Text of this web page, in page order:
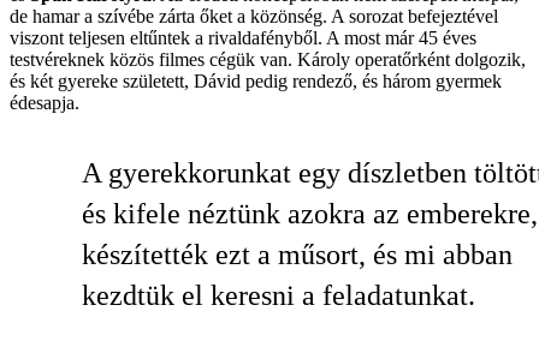
de hamar a szívébe zárta őket a közönség. A sorozat befejeztével
viszont teljesen eltűntek a rivaldafényből. A most már 45 éves
testvéreknek közös filmes cégük van. Károly operatőrként dolgozik,
és két gyereke született, Dávid pedig rendező, és három gyermek
édesapja.
A gyerekkorunkat egy díszletben
és kifele néztünk azokra az
készítették ezt a műsort, és mi abban
kezdtük el keresni a feladatunkat.